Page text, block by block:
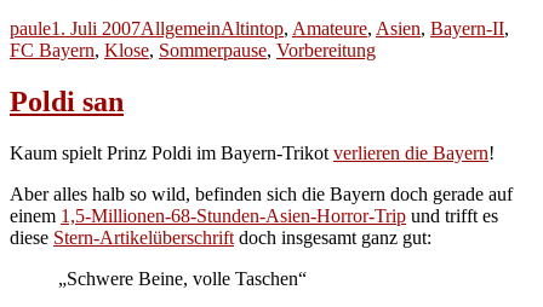
Autor
pauleVeröffentlicht
am
1. Juli 2007Kategorien
AllgemeinSchlagwörter
Altintop, Amateure, Asien, Bayern-II,
FC Bayern, Klose, Sommerpause, Vorbereitung
Poldi san
Kaum spielt Prinz Poldi im Bayern-Trikot verlieren die Bayern!
Aber alles halb so wild, befinden sich die Bayern doch gerade auf
einem 1,5-Millionen-68-Stunden-Asien-Horror-Trip und trifft es
diese Stern-Artikelüberschrift doch insgesamt ganz gut:
„Schwere Beine, volle Taschen“